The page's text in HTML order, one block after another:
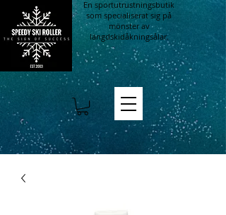
En sportutrustningsbutik
som specialiserat sig på
mönster av
längdskidåkningsålar.